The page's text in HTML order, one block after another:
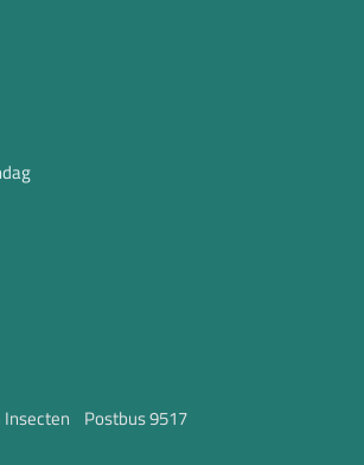
Insecten Postbus 9517